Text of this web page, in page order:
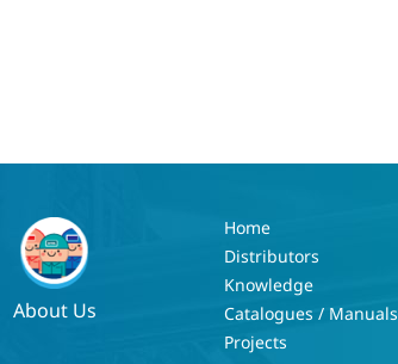
About Us
Home
Distributors
Knowledge
Catalogues / Manuals
Projects